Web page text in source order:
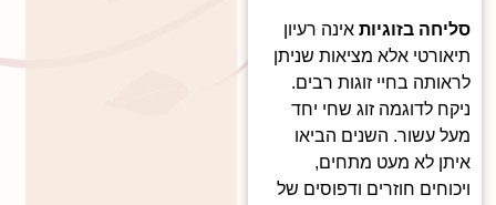
סליחה בזוגיות אינה רעיון
תיאורטי אלא מציאות שניתן
לראותה בחיי זוגות רבים.
ניקח לדוגמה זוג שחי יחד
מעל עשור. השנים הביאו
איתן לא מעט מתחים,
ויכוחים חוזרים ודפוסים של